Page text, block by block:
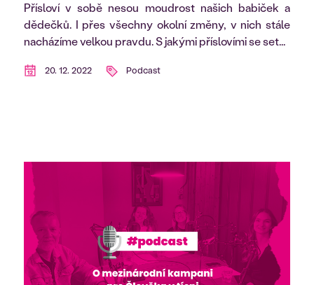
Přísloví v sobě nesou moudrost našich babiček a
dědečků. I přes všechny okolní změny, v nich stále
nacházíme velkou pravdu. S jakými příslovími se set...
20. 12. 2022 Podcast